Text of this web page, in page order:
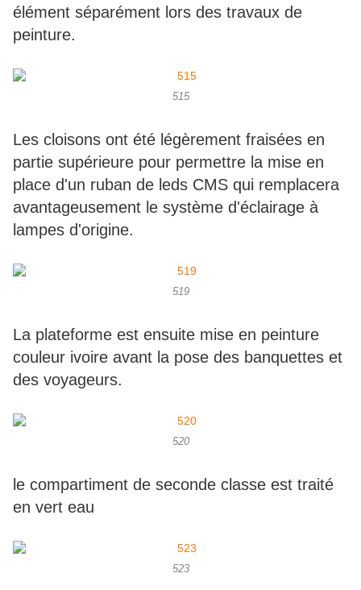
élément séparément lors des travaux de
peinture.
515
Les cloisons ont été légèrement fraisées en
partie supérieure pour permettre la mise en
place d'un ruban de leds CMS qui remplacera
avantageusement le système d'éclairage à
lampes d'origine.
519
La plateforme est ensuite mise en peinture
couleur ivoire avant la pose des banquettes et
des voyageurs.
520
le compartiment de seconde classe est traité
en vert eau
523